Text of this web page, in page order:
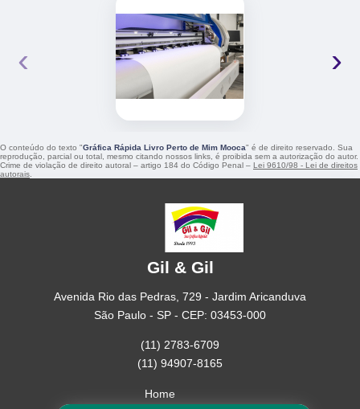
‹ ›
O conteúdo do texto "Gráfica Rápida Livro Perto de Mim Mooca" é de direito reservado. Sua
reprodução, parcial ou total, mesmo citando nossos links, é proibida sem a autorização do autor.
Crime de violação de direito autoral – artigo 184 do Código Penal – Lei 9610/98 - Lei de direitos
autorais
Gil & Gil
Avenida Rio das Pedras, 729 - Jardim Aricanduva
São Paulo - SP - CEP: 03453-000
(11) 2783-6709
(11) 94907-8165
Home